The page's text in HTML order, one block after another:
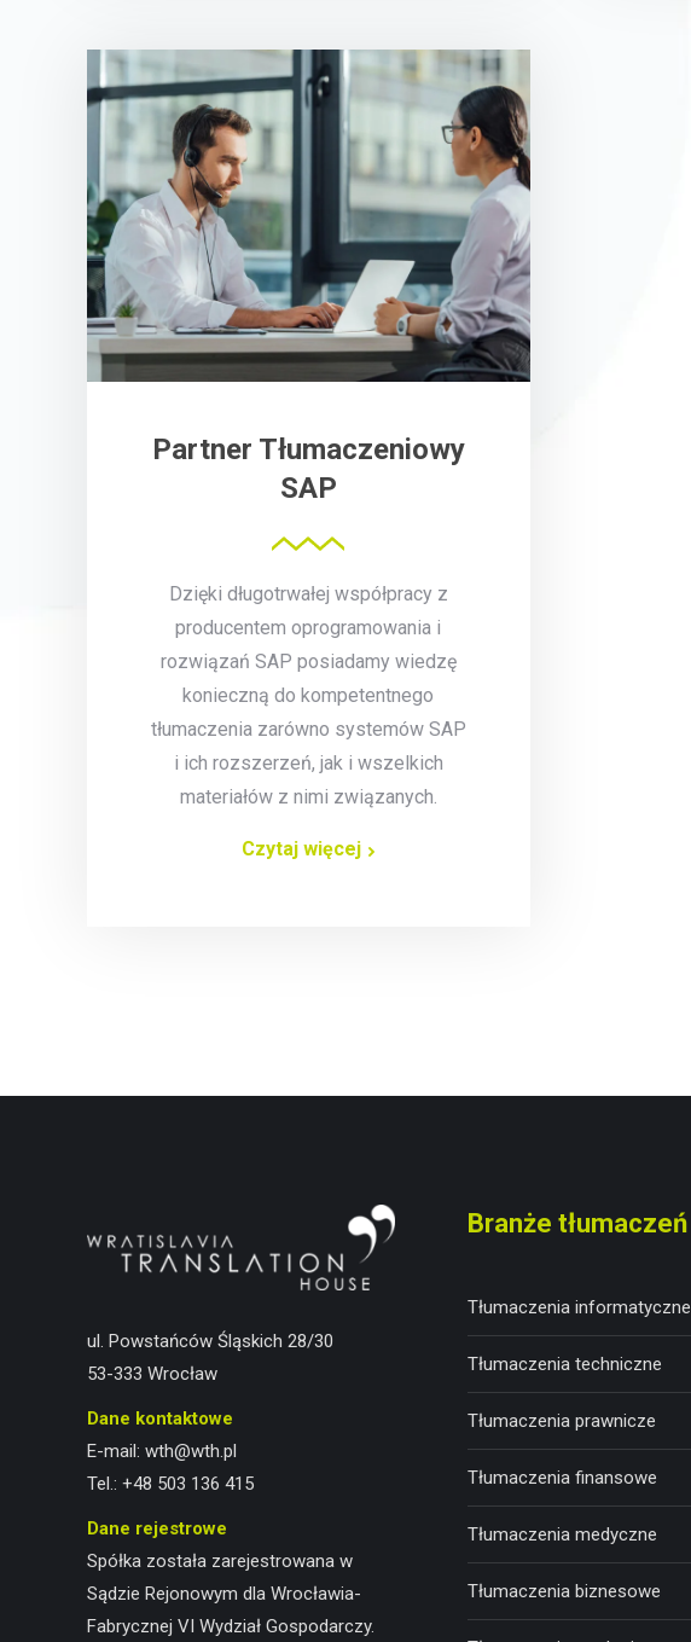
Partner Tłumaczeniowy
SAP
Dzięki długotrwałej współpracy z
producentem oprogramowania i
rozwiązań SAP posiadamy wiedzę
konieczną do kompetentnego
tłumaczenia zarówno systemów SAP
i ich rozszerzeń, jak i wszelkich
materiałów z nimi związanych.
Czytaj więcej
ul. Powstańców Śląskich 28/30
53-333 Wrocław
Dane kontaktowe
E-mail: wth@wth.pl
Tel.: +48 503 136 415
Dane rejestrowe
Spółka została zarejestrowana w
Sądzie Rejonowym dla Wrocławia-
Fabrycznej VI Wydział Gospodarczy.
Branże tłumaczeń
Tłumaczenia informatyczne
Tłumaczenia techniczne
Tłumaczenia prawnicze
Tłumaczenia finansowe
Tłumaczenia medyczne
Tłumaczenia biznesowe